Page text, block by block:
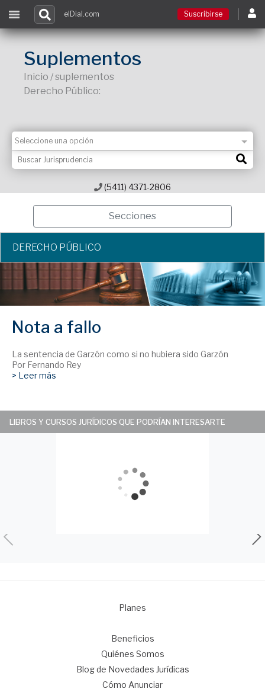
elDial.com Suscribirse
Suplementos
Inicio / suplementos
Derecho Público:
(5411) 4371-2806
Secciones
DERECHO PÚBLICO
Nota a fallo
La sentencia de Garzón como si no hubiera sido Garzón
Por Fernando Rey
> Leer más
LIBROS Y CURSOS JURÍDICOS QUE PODRÍAN INTERESARTE
Planes
Beneficios
Quiénes Somos
Blog de Novedades Jurídicas
Cómo Anunciar